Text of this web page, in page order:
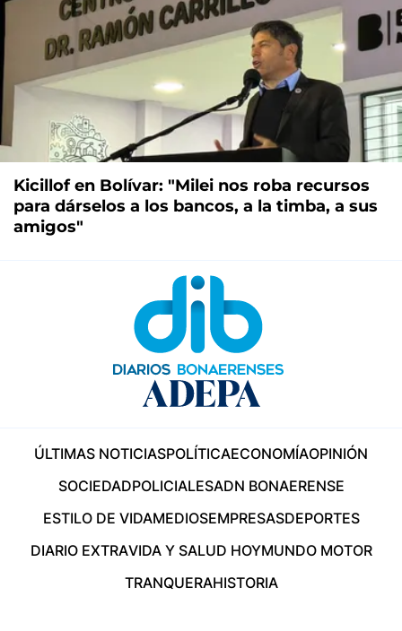
Kicillof en Bolívar: "Milei nos roba recursos
para dárselos a los bancos, a la timba, a sus
amigos"
ÚLTIMAS NOTICIASPOLÍTICAECONOMÍAOPINIÓN
SOCIEDADPOLICIALESADN BONAERENSE
ESTILO DE VIDAMEDIOSEMPRESASDEPORTES
DIARIO EXTRAVIDA Y SALUD HOYMUNDO MOTOR
TRANQUERAHISTORIA